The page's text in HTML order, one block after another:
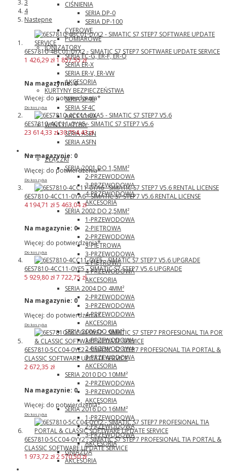
CIŚNIENIA
SERIA DP-0
SERIA DP-100
CYFROWE
POMIAROWE
JONIZATORY
SERIA EC-G, ER-F, ER-Q
SERIA ER-X
SERIA ER-V, ER-VW
AKCESORIA
KURTYNY BEZPIECZEŃSTWA
SERIA SF4B
SERIA SF4C
AKCESORIA
WENTYLATORY
SERIA ASEN
SERIA ASFN
ZŁĄCZKI
SERIA 2001 DO 1,5MM²
2-PRZEWODOWA
3-PRZEWODOWA
4-PRZEWODOWA
AKCESORIA
SERIA 2002 DO 2,5MM²
1-PRZEWODOWA
2-PIĘTROWA
2-PRZEWODOWA
3-PIĘTROWA
3-PRZEWODOWA
4-PIĘTROWA
4-PRZEWODOWA
AKCESORIA
SERIA 2004 DO 4MM²
2-PRZEWODOWA
3-PRZEWODOWA
4-PRZEWODOWA
AKCESORIA
SERIA 2006 DO 6MM²
1-PRZEWODOWA
2-PRZEWODOWA
3-PRZEWODOWA
AKCESORIA
SERIA 2010 DO 10MM²
2-PRZEWODOWA
3-PRZEWODOWA
AKCESORIA
SERIA 2016 DO 16MM²
1-PRZEWODOWA
2-PRZEWODOWA
3-PRZEWODOWA
AKCESORIA
GNIAZDA
AKCESORIA
3
4
Następne
6ES7810-4BC01-0YX2 - SIMATIC S7 STEP7 SOFTWARE UPDATE SERVICE
1 426,29 zł 1 857,55 zł
Na magazynie:0
Więcej: do potwierdzenia*
Do koszyka
6ES7810-4CC11-0YA5 - SIMATIC S7 STEP7 V5.6
23 614,33 zł30 754,43 zł
Na magazynie: 0
Więcej: do potwierdzenia*
Do koszyka
6ES7810-4CC11-0YA6 - SIMATIC S7 STEP7 V5.6 RENTAL LICENSE
4 194,71 zł5 463,04 zł
Na magazynie: 0
Więcej: do potwierdzenia*
Do koszyka
6ES7810-4CC11-0YE5 - SIMATIC S7 STEP7 V5.6 UPGRADE
5 929,80 zł7 722,75 zł
Na magazynie: 0
Więcej: do potwierdzenia*
Do koszyka
6ES7810-5CC04-0YE2 - SIMATIC S7 STEP7 PROFESIONAL TIA PORTAL &
CLASSIC SOFTWARE UPDATE SERVICE
2 672,35 zł
Na magazynie: 0
Więcej: do potwierdzenia*
Do koszyka
6ES7810-5CC04-0YY2 - SIMATIC S7 STEP7 PROFESIONAL TIA PORTAL &
CLASSIC SOFTWARE UPDATE SERVICE
1 973,72 zł2 570,50 zł